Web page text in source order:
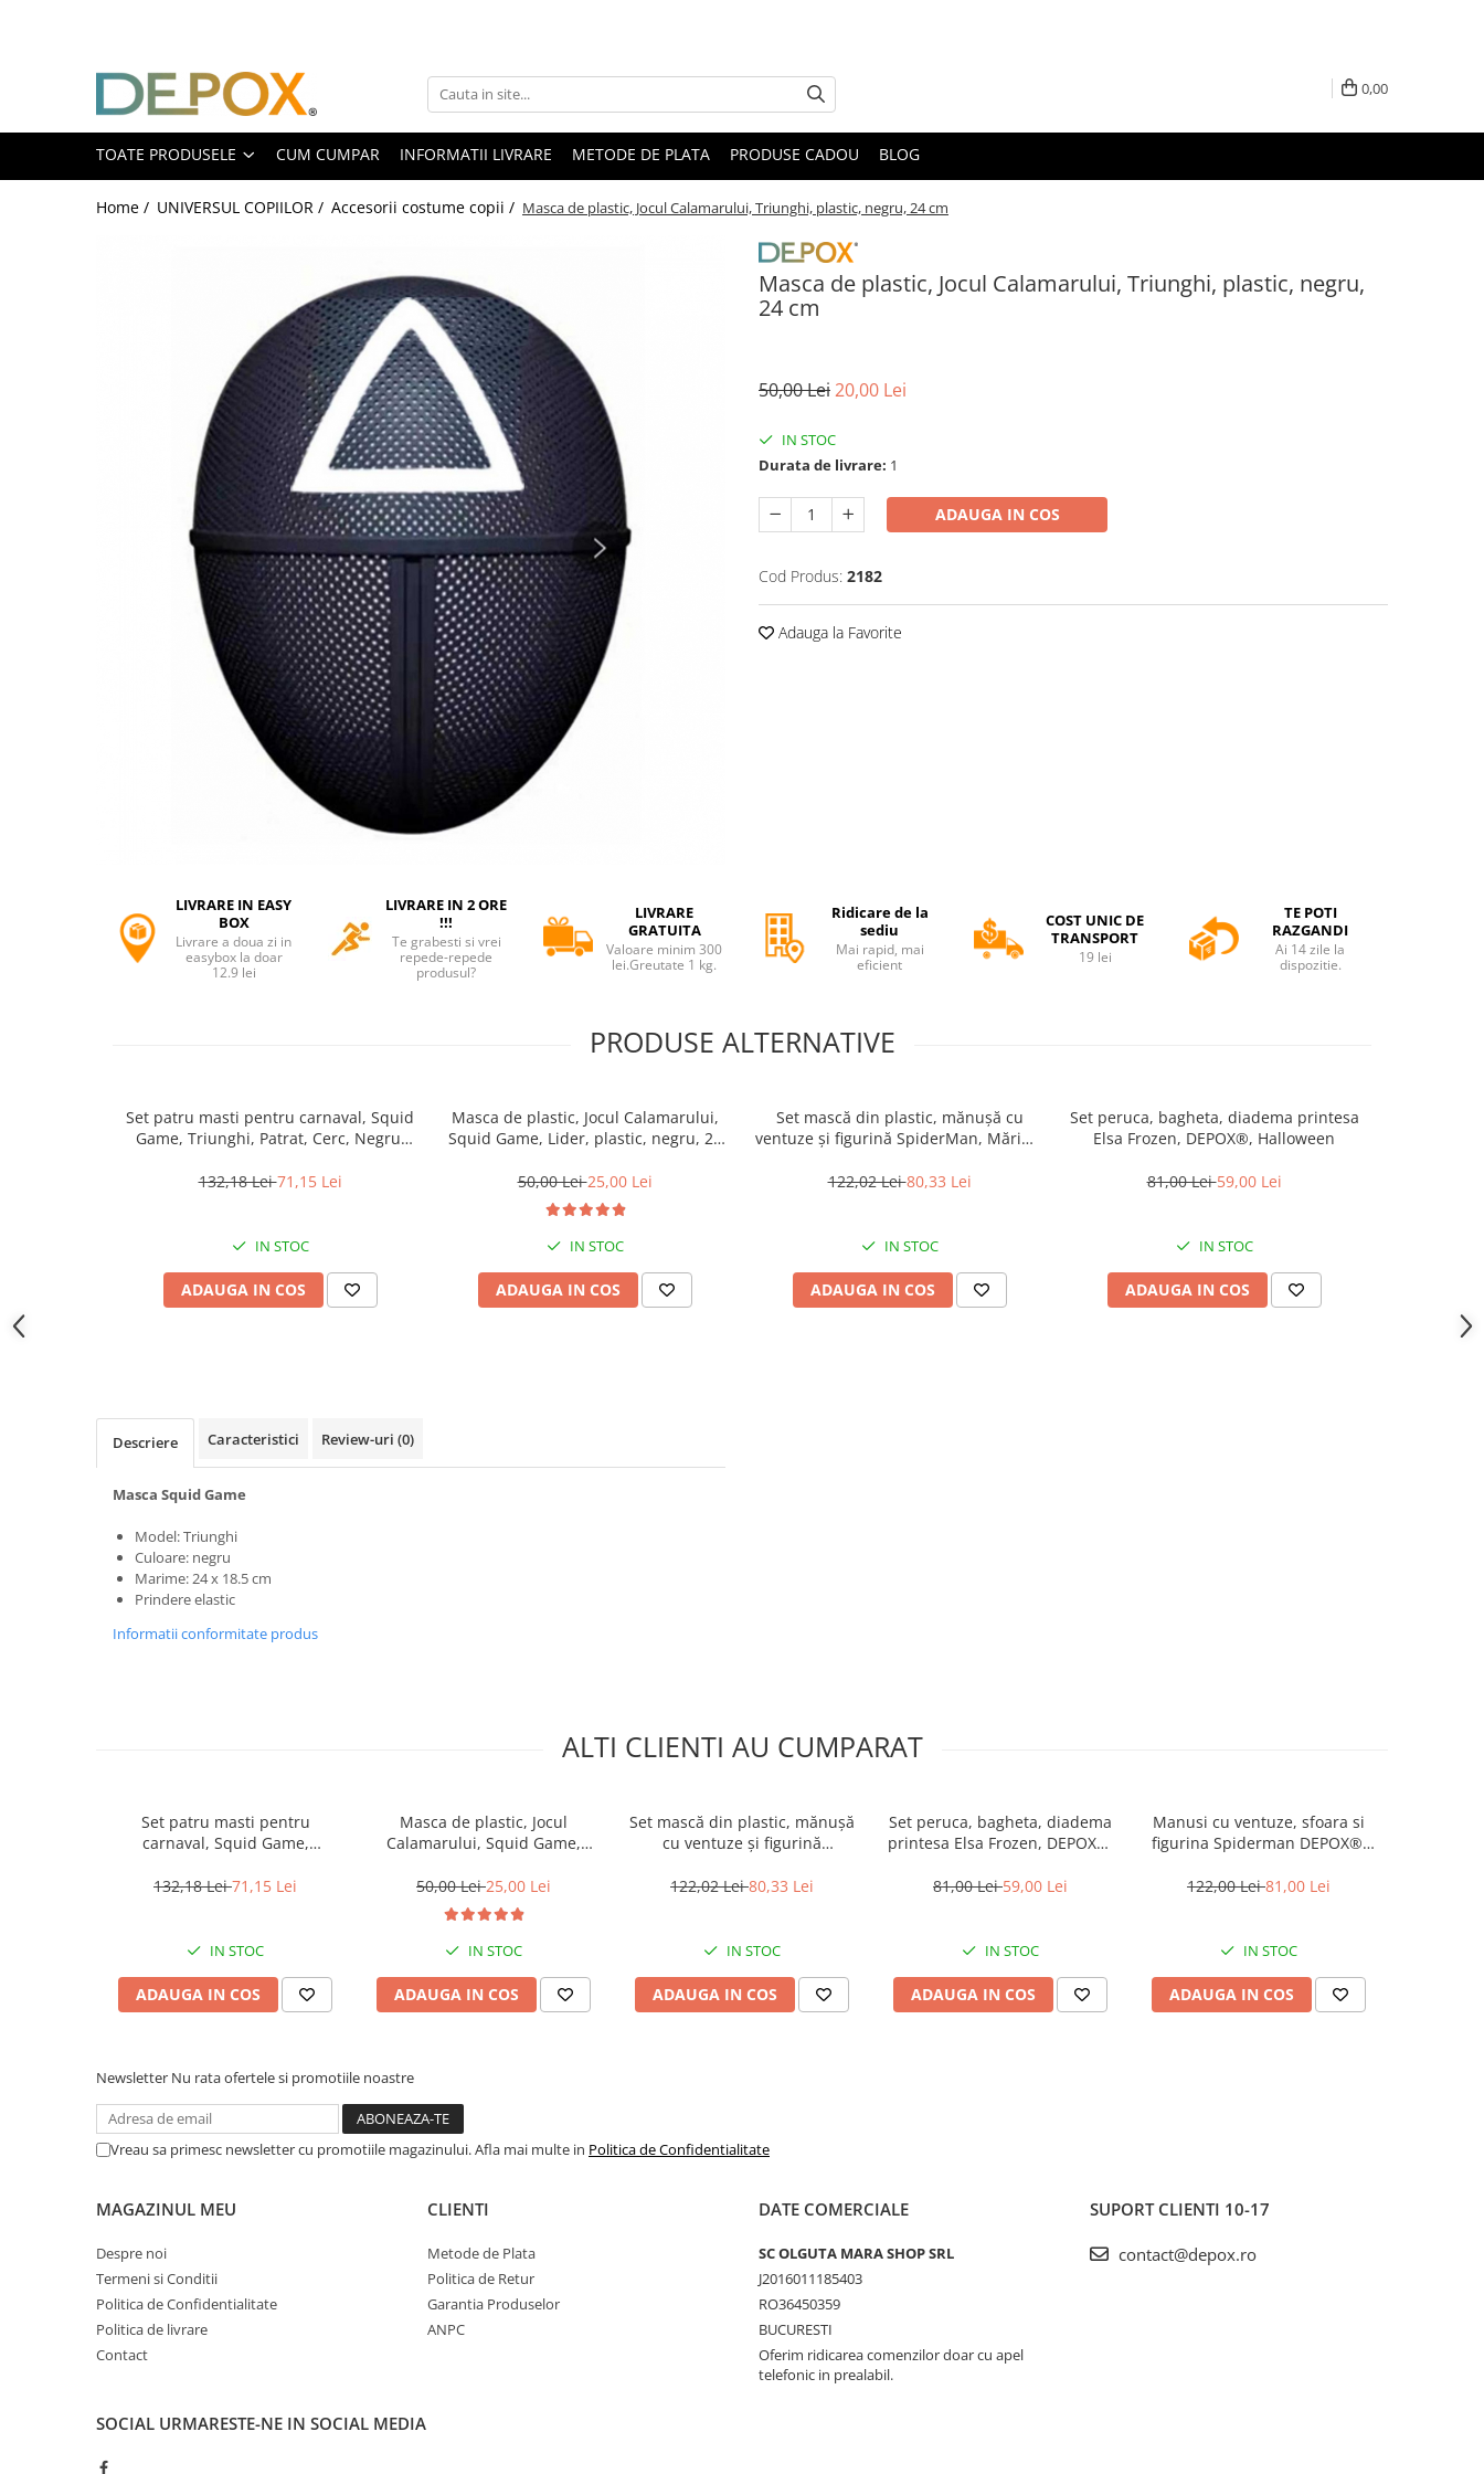
Toate Produsele
SPORT & TIMP LIBER
AUTOAPARARE
Pumnaluri si boxuri
Bastoane telescopice si nunceaguri
VANATOARE, DRUMETII & CAMPING
Briceaguri fluture & antrenament
Accesorii tactice si sport
Accesori camping & drumetii
Seturi de cutite & accesorii
Prastii profesionale de vanatoare
UNIVERSUL COPIILOR
Costume si seturi pentru copii
Instrumente muzicale de jucarie
ACCESORII & DIVERSE
Accesorii decorative
Brelocuri
Masti si costume adulti
Produse si dispozitive ajutatoare
CASA SI GRADINA
Cutite & seturi de cutite
Cutite japoneze
Ascutitoare si seturi de ascutire
Incubatoare oua
Mori cereale si furaje
Baterii telefoane
Baterii si acumulatori
Casti audio telefoane
Masini de gaurit si insurubat
INSTRUMENTE MUZICALE
Accesorii chitara
Accesorii vioara-viola
0,00
TOATE PRODUSELE CUM CUMPAR INFORMATII LIVRARE METODE DE PLATA PRODUSE CADOU BLOG
Home / UNIVERSUL COPIILOR / Accesorii costume copii / Masca de plastic, Jocul Calamarului, Triunghi, plastic, negru, 24 cm
Masca de plastic, Jocul Calamarului, Triunghi, plastic, negru,
24 cm
50,00 Lei20,00 Lei
IN STOC
Durata de livrare: 1
ADAUGA IN COS
Cod Produs: 2182
Adauga la Favorite
LIVRARE IN EASY
BOX
Livrare a doua zi in
easybox la doar
12.9 lei
LIVRARE IN 2 ORE
!!!
Te grabesti si vrei
repede-repede
produsul?
LIVRARE
GRATUITA
Valoare minim 300
lei.Greutate 1 kg.
Ridicare de la
sediu
Mai rapid, mai
eficient
COST UNIC DE
TRANSPORT
19 lei
TE POTI
RAZGANDI
Ai 14 zile la
dispozitie.
PRODUSE ALTERNATIVE
Set patru masti pentru carnaval, Squid
Game, Triunghi, Patrat, Cerc, Negru,
132,18 Lei71,15 Lei
IN STOC
ADAUGA IN COS
Masca de plastic, Jocul Calamarului,
Squid Game, Lider, plastic, negru, 20
50,00 Lei25,00 Lei
IN STOC
ADAUGA IN COS
Set mască din plastic, mănușă cu
ventuze și figurină SpiderMan, Mărime
122,02 Lei80,33 Lei
IN STOC
ADAUGA IN COS
Set peruca, bagheta, diadema printesa
Elsa Frozen, DEPOX®, Halloween
81,00 Lei59,00 Lei
IN STOC
ADAUGA IN COS
Descriere Caracteristici Review-uri (0)
Masca Squid Game
Model: Triunghi
Culoare: negru
Marime: 24 x 18.5 cm
Prindere elastic
Informatii conformitate produs
ALTI CLIENTI AU CUMPARAT
Set patru masti pentru
carnaval, Squid Game,
Lider
132,18 Lei71,15 Lei
IN STOC
ADAUGA IN COS
Masca de plastic, Jocul
Calamarului, Squid Game,
50,00 Lei25,00 Lei
IN STOC
ADAUGA IN COS
Set mască din plastic, mănușă
cu ventuze și figurină
cu LED
122,02 Lei80,33 Lei
IN STOC
ADAUGA IN COS
Set peruca, bagheta, diadema
printesa Elsa Frozen, DEPOX®,
81,00 Lei59,00 Lei
IN STOC
ADAUGA IN COS
Manusi cu ventuze, sfoara si
figurina Spiderman DEPOX®,
122,00 Lei81,00 Lei
IN STOC
ADAUGA IN COS
Newsletter Nu rata ofertele si promotiile noastre
Vreau sa primesc newsletter cu promotiile magazinului. Afla mai multe in Politica de Confidentialitate
MAGAZINUL MEU
Despre noi
Termeni si Conditii
Politica de Confidentialitate
Politica de livrare
Contact
CLIENTI
Metode de Plata
Politica de Retur
Garantia Produselor
ANPC
DATE COMERCIALE
SC OLGUTA MARA SHOP SRL
J2016011185403
RO36450359
BUCURESTI
Oferim ridicarea comenzilor doar cu apel
telefonic in prealabil.
SUPORT CLIENTI 10-17
contact@depox.ro
SOCIAL URMARESTE-NE IN SOCIAL MEDIA